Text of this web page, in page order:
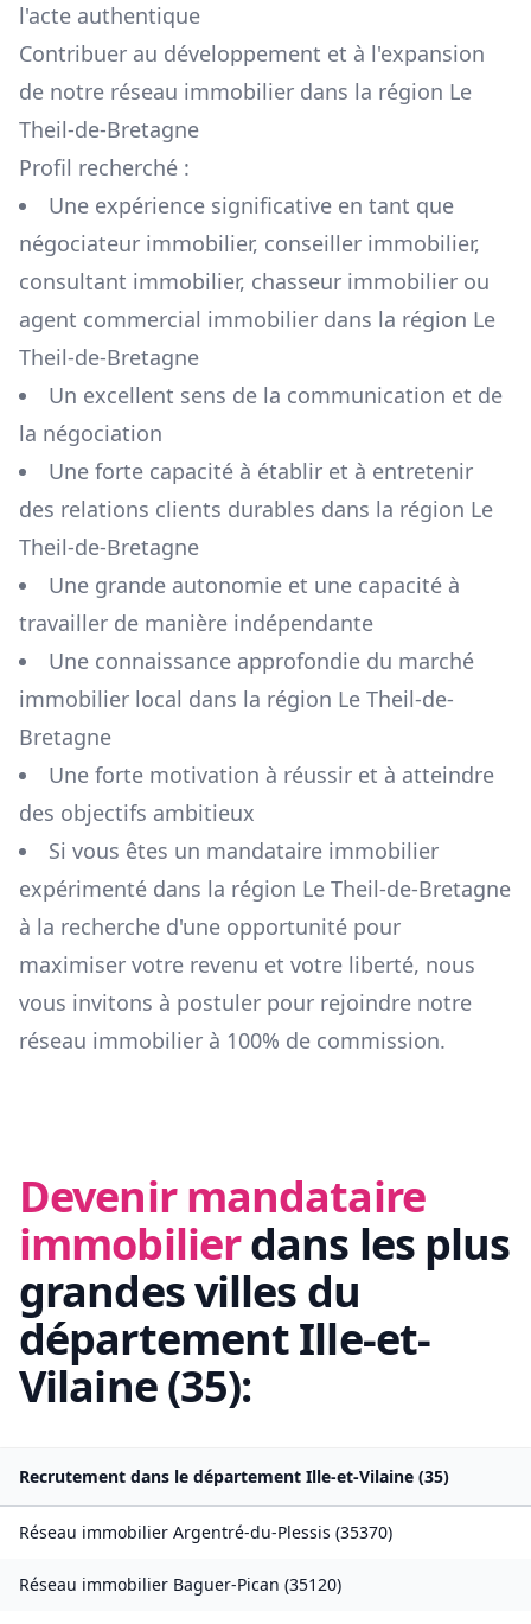
l'acte authentique
Contribuer au développement et à l'expansion
de notre réseau immobilier dans la région Le
Theil-de-Bretagne
Profil recherché :
Une expérience significative en tant que
négociateur immobilier, conseiller immobilier,
consultant immobilier, chasseur immobilier ou
agent commercial immobilier dans la région Le
Theil-de-Bretagne
Un excellent sens de la communication et de
la négociation
Une forte capacité à établir et à entretenir
des relations clients durables dans la région Le
Theil-de-Bretagne
Une grande autonomie et une capacité à
travailler de manière indépendante
Une connaissance approfondie du marché
immobilier local dans la région Le Theil-de-
Bretagne
Une forte motivation à réussir et à atteindre
des objectifs ambitieux
Si vous êtes un mandataire immobilier
expérimenté dans la région Le Theil-de-Bretagne
à la recherche d'une opportunité pour
maximiser votre revenu et votre liberté, nous
vous invitons à postuler pour rejoindre notre
réseau immobilier à 100% de commission.
Devenir mandataire
immobilierdans les plus
grandes villes du
départementIlle-et-
Vilaine(35):
Recrutement dans le département Ille-et-Vilaine (35)
Réseau immobilier Argentré-du-Plessis (35370)
Réseau immobilier Baguer-Pican (35120)